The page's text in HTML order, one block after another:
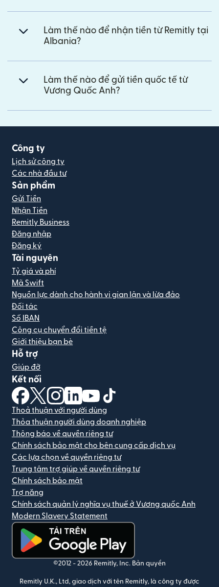
Làm thế nào để nhận tiền từ Remitly tại
Albania?
Làm thế nào để gửi tiền quốc tế từ
Vương Quốc Anh?
Công ty
Lịch sử công ty
Các nhà đầu tư
Sản phẩm
Gửi Tiền
Nhận Tiền
Remitly Business
Đăng nhập
Đăng ký
Tài nguyên
Tỷ giá và phí
Mã Swift
Nguồn lực dành cho hành vi gian lận và lừa đảo
Đối tác
Số IBAN
Công cụ chuyển đổi tiền tệ
Giới thiệu bạn bè
Hỗ trợ
Giúp đỡ
Kết nối
(mở trong cửa sổ mới)
(mở trong cửa sổ mới)
(mở trong cửa sổ mới)
(mở trong cửa sổ mới)
(mở trong cửa sổ mới)
Thoả thuận với người dùng
Thỏa thuận người dùng doanh nghiệp
Thông báo về quyền riêng tư
Chính sách bảo mật cho bên cung cấp dịch vụ
Các lựa chọn về quyền riêng tư
Trung tâm trợ giúp về quyền riêng tư
Chính sách bảo mật
Trợ năng
Chính sách quản lý nghĩa vụ thuế ở Vương quốc Anh
Modern Slavery Statement
(mở trong cửa sổ mới)
©2012 - 2026 Remitly, Inc. Bản quyền
Remitly U.K., Ltd, giao dịch với tên Remitly, là công ty được